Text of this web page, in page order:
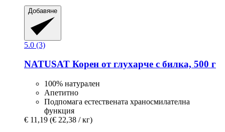
Добавяне
5.0 (3)
NATUSAT Корен от глухарче с билка, 500 г
100% натурален
Апетитно
Подпомага естествената храносмилателна
функция
€ 11,19 (€ 22,38 / кг)